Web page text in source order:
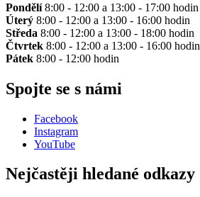
Pondělí8:00 - 12:00 a 13:00 - 17:00 hodin
Úterý 8:00 - 12:00 a 13:00 - 16:00 hodin
Středa 8:00 - 12:00 a 13:00 - 18:00 hodin
Čtvrtek 8:00 - 12:00 a 13:00 - 16:00 hodin
Pátek 8:00 - 12:00 hodin
Spojte se s námi
Facebook
Instagram
YouTube
Nejčastěji hledané odkazy